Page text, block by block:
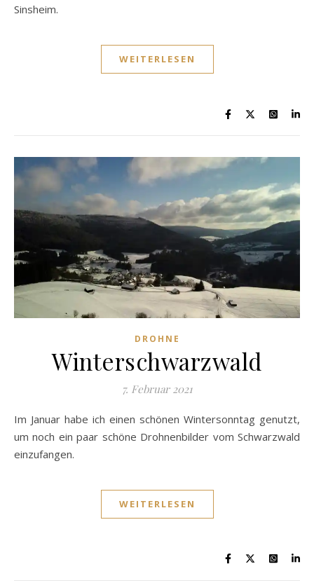
Sinsheim.
WEITERLESEN
DROHNE
Winterschwarzwald
7. Februar 2021
Im Januar habe ich einen schönen Wintersonntag genutzt,
um noch ein paar schöne Drohnenbilder vom Schwarzwald
einzufangen.
WEITERLESEN